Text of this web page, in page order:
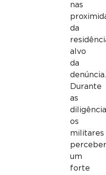
nas
da
alvo
da
denúncia.
Durante
as
os
militares
um
forte